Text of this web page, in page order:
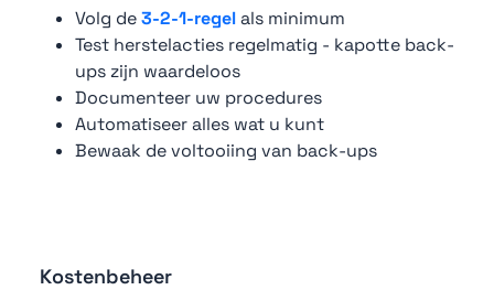
Volg de3-2-1-regelals minimum
Test herstelacties regelmatig - kapotte back-
ups zijn waardeloos
Documenteer uw procedures
Automatiseer alles wat u kunt
Bewaak de voltooiing van back-ups
Kostenbeheer